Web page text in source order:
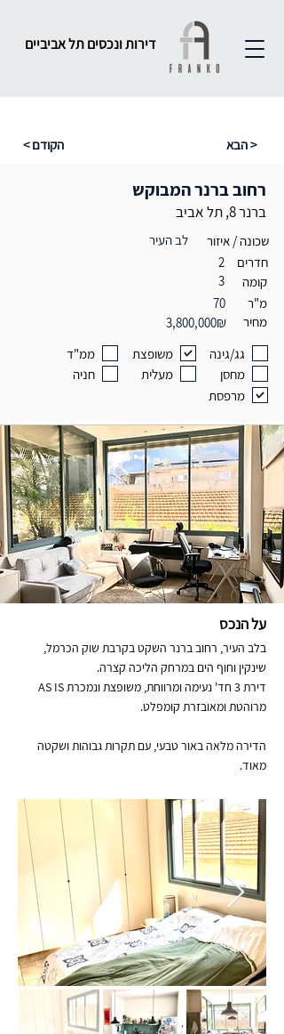
דירות ונכסים תל אביביים
< הקודם הבא >
רחוב ברנר המבוקש
ברנר 8, תל אביב
שכונה / איזור
לב העיר
חדרים
2
קומה
3
מ"ר
70
3,800,000₪
מחיר
ממ"ד
חניה
משופצת
גג/גינה
מעלית
מחסן
מרפסת
על הנכס
בלב העיר, רחוב ברנר השקט בקרבת שוק הכרמל,
שינקין וחוף הים במרחק הליכה קצרה.
דירת 3 חד' נעימה ומרווחת, משופצת ונמכרת AS IS
מרוהטת ומאובזרת קומפלט.
הדירה מלאה באור טבעי, עם תקרות גבוהות ושקטה
מאוד.